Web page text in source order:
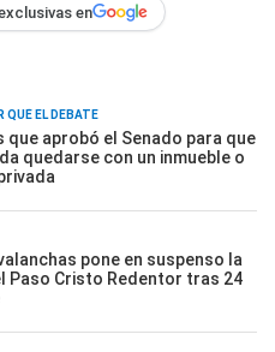
en
QUÉ EL DEBATE
que aprobó el Senado para que
quedarse con un inmueble o
pone en suspenso la
Paso Cristo Redentor tras 24